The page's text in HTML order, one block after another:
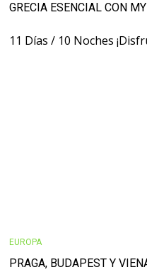
GRECIA ESENCIAL CON
11 Días / 10 Noches
EUROPA
PRAGA, BUDAPEST Y